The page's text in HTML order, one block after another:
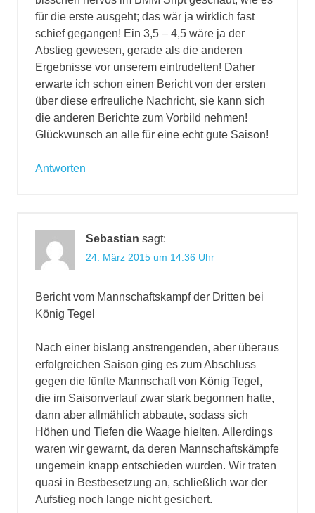
für die erste ausgeht; das wär ja wirklich fast
schief gegangen! Ein 3,5 – 4,5 wäre ja der
Abstieg gewesen, gerade als die anderen
Ergebnisse vor unserem eintrudelten! Daher
erwarte ich schon einen Bericht von der ersten
über diese erfreuliche Nachricht, sie kann sich
die anderen Berichte zum Vorbild nehmen!
Glückwunsch an alle für eine echt gute Saison!
Antworten
Sebastian sagt:
24. März 2015 um 14:36 Uhr
Bericht vom Mannschaftskampf der Dritten bei
König Tegel
Nach einer bislang anstrengenden, aber überaus
erfolgreichen Saison ging es zum Abschluss
gegen die fünfte Mannschaft von König Tegel,
die im Saisonverlauf zwar stark begonnen hatte,
dann aber allmählich abbaute, sodass sich
Höhen und Tiefen die Waage hielten. Allerdings
waren wir gewarnt, da deren Mannschaftskämpfe
ungemein knapp entschieden wurden. Wir traten
quasi in Bestbesetzung an, schließlich war der
Aufstieg noch lange nicht gesichert.